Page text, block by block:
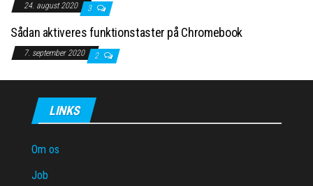
24. august 2020 3
Sådan aktiveres funktionstaster på Chromebook
7. september 2020 2
LINKS
Om os
Job